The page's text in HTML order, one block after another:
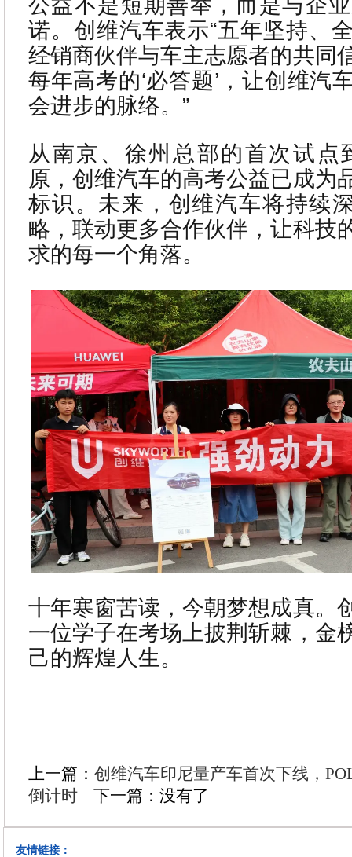
公益不是短期善举，而是与企
诺。创维汽车表示“五年坚持、
经销商伙伴与车主志愿者的共同
每年高考的‘必答题’，让创维汽
会进步的脉络。”
从南京、徐州总部的首次试点
原，创维汽车的高考公益已成为
标识。未来，创维汽车将持续
略，联动更多合作伙伴，让科技
求的每一个角落。
十年寒窗苦读，今朝梦想成真。
一位学子在考场上披荆斩棘，金
己的辉煌人生。
上一篇： 创维汽车印尼量产车首次下线，
倒计时
下一篇：没有了
友情链接：